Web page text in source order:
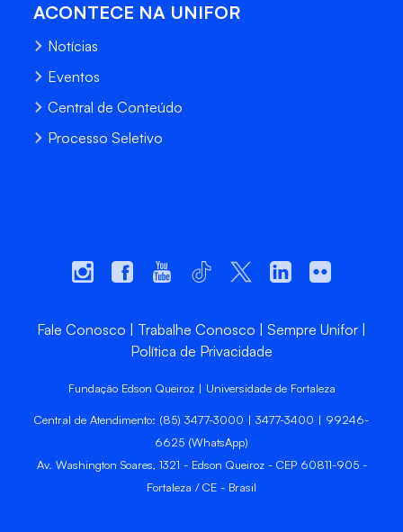
ACONTECE NA UNIFOR
Notícias
Eventos
Central de Conteúdo
Processo Seletivo
Fale Conosco Trabalhe Conosco
Sempre Unifor
Política de Privacidade
Fundação Edson Queiroz | Universidade de Fortaleza
Central de Atendimento: (85) 3477-3000 | 3477-3400 | 99246-
6625 (WhatsApp)
Av. Washington Soares, 1321 - Edson Queiroz - CEP 60811-905 -
Fortaleza / CE - Brasil